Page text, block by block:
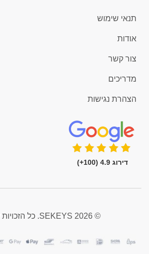
תנאי שימוש
אודות
צור קשר
מדריכים
הצהרת נגישות
דירוג 4.9 (100+)
© 2026 SEKEYS. כל הזכויות שמורות.